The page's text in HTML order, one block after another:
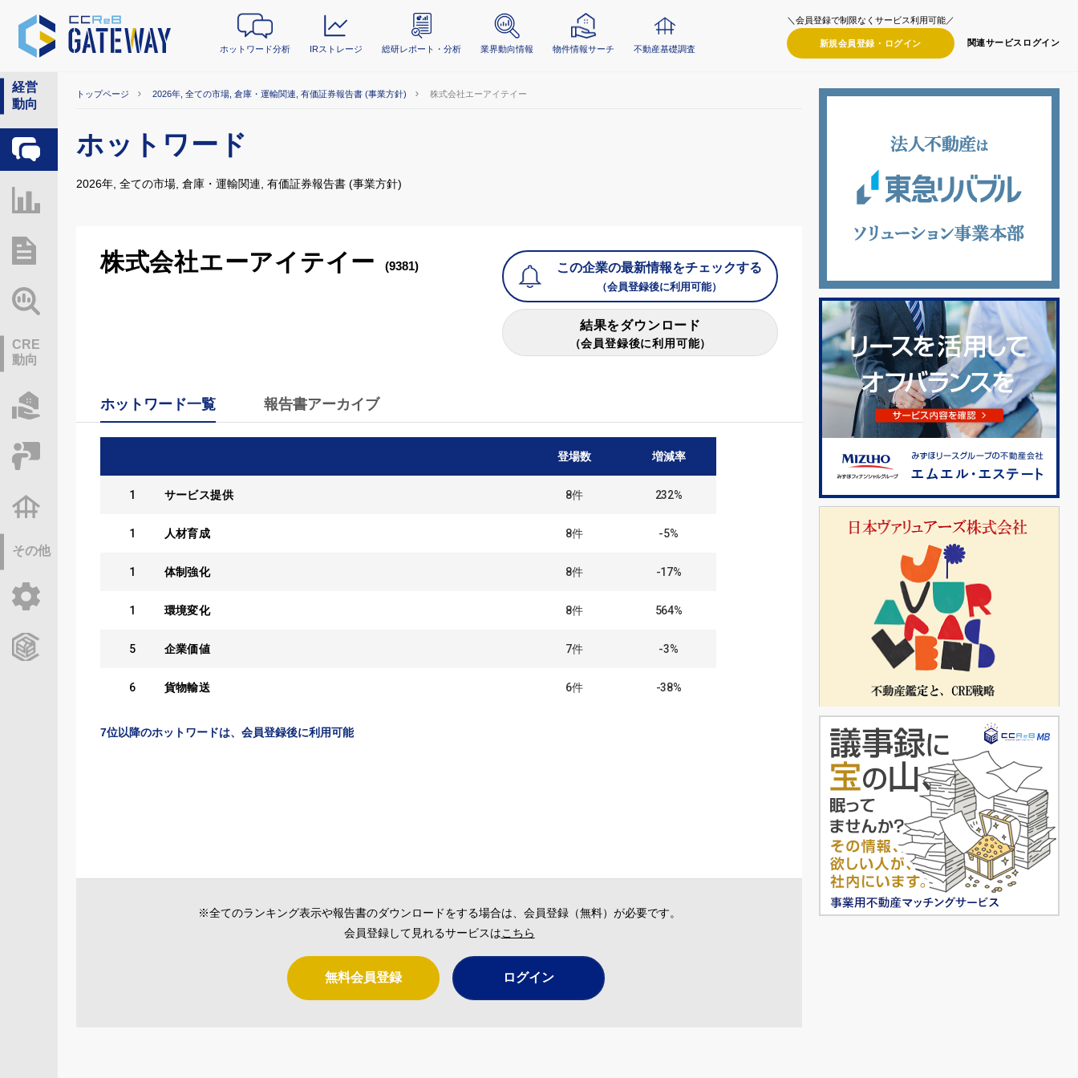
ホットワード分析 IRストレージ 総研レポート・分析 業界動向情報 物件情報サーチ 不動産基礎調査
＼会員登録で制限なくサービス利用可能／
新規会員登録・ ログイン 関連サービス ログイン
経営
動向
ホットワード分析
総研レポート・分析
CRE
動向
物件情報サーチ
その他
CCReBサービスのご案内
トップページ 2026年, 全ての市場, 倉庫・運輸関連, 有価証券報告書 (事業方針) 株式会社エーアイテイー
ホットワード
2026年, 全ての市場, 倉庫・運輸関連, 有価証券報告書 (事業方針)
株式会社エーアイテイー (9381) この企業の最新情報をチェックする
（会員登録後に利用可能）
結果をダウンロード
（会員登録後に利用可能）
ホットワード一覧 報告書アーカイブ
登場数 増減率
1 サービス提供 8件 232%
1 人材育成 8件 -5%
1 体制強化 8件 -17%
1 環境変化 8件 564%
5 企業価値 7件 -3%
6 貨物輸送 6件 -38%
7位以降のホットワードは、会員登録後に利用可能
※全てのランキング表示や報告書のダウンロードをする場合は、会員登録（無料）が必要です。
会員登録して見れるサービスはこちら
無料会員登録 ログイン